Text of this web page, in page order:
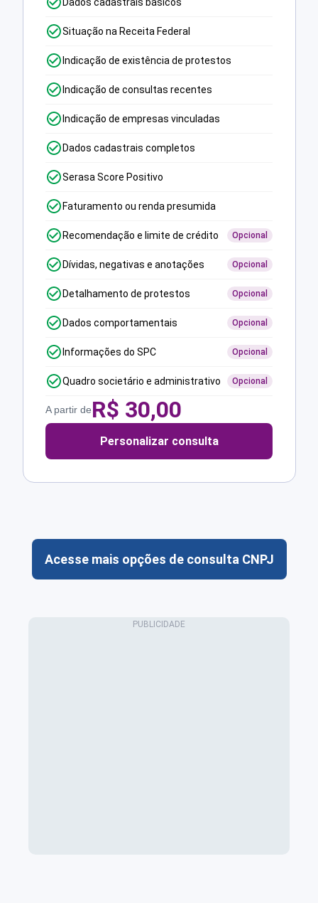
Situação na Receita Federal
Indicação de existência de protestos
Indicação de consultas recentes
Indicação de empresas vinculadas
Dados cadastrais completos
Serasa Score Positivo
Faturamento ou renda presumida
Recomendação e limite de crédito Opcional
Dívidas, negativas e anotações Opcional
Detalhamento de protestos Opcional
Dados comportamentais Opcional
Informações do SPC Opcional
Quadro societário e administrativo Opcional
A partir deR$ 30,00
Personalizar consulta
Acesse mais opções de consulta CNPJ